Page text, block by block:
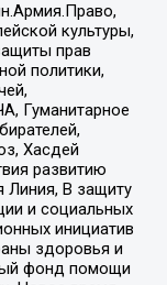
культуры,
прав
политики,
Гуманитарное
Хасдей
развитию
Линия, В защиту
и социальных
инициатив
здоровья и
фонд помощи